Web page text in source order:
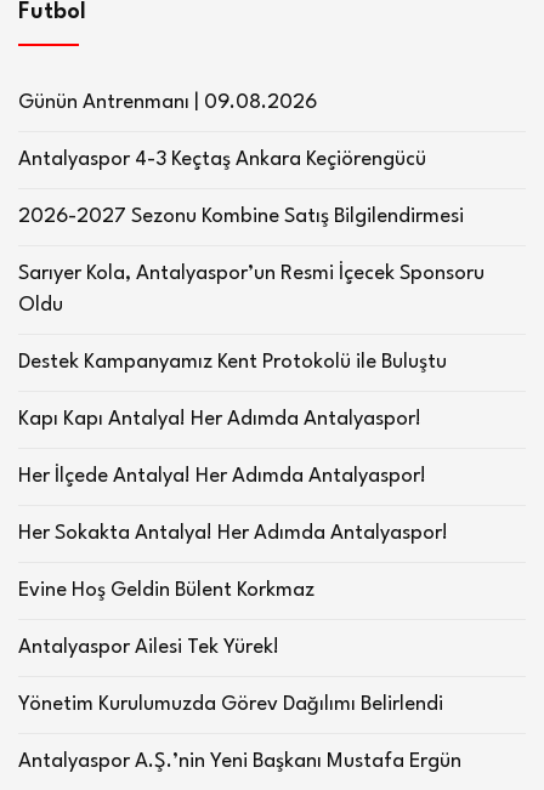
Futbol
Günün Antrenmanı | 09.08.2026
Antalyaspor 4-3 Keçtaş Ankara Keçiörengücü
2026-2027 Sezonu Kombine Satış Bilgilendirmesi
Sarıyer Kola, Antalyaspor’un Resmi İçecek Sponsoru
Oldu
Destek Kampanyamız Kent Protokolü ile Buluştu
Kapı Kapı Antalya! Her Adımda Antalyaspor!
Her İlçede Antalya! Her Adımda Antalyaspor!
Her Sokakta Antalya! Her Adımda Antalyaspor!
Evine Hoş Geldin Bülent Korkmaz
Antalyaspor Ailesi Tek Yürek!
Yönetim Kurulumuzda Görev Dağılımı Belirlendi
Antalyaspor A.Ş.’nin Yeni Başkanı Mustafa Ergün